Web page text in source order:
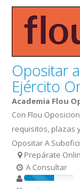
Opositar
Ejército
Academia Flou
Con Flou
requisitos, plazas
Opositar A
Prepárate
A Consultar